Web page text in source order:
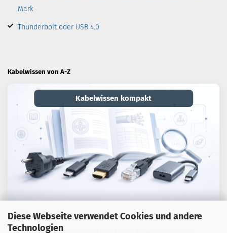
Diese Webseite verwendet Cookies und andere
Technologien
Mark
Thunderbolt oder USB 4.0
Kabelwissen von A-Z
Kabelwissen kompakt
Kabel-Lexikon